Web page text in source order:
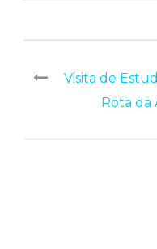
Visita de
Rota da